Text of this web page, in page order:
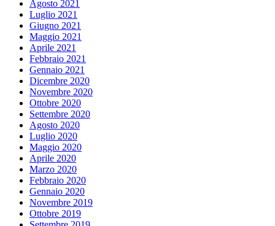
Agosto 2021
Luglio 2021
Giugno 2021
Maggio 2021
Aprile 2021
Febbraio 2021
Gennaio 2021
Dicembre 2020
Novembre 2020
Ottobre 2020
Settembre 2020
Agosto 2020
Luglio 2020
Maggio 2020
Aprile 2020
Marzo 2020
Febbraio 2020
Gennaio 2020
Novembre 2019
Ottobre 2019